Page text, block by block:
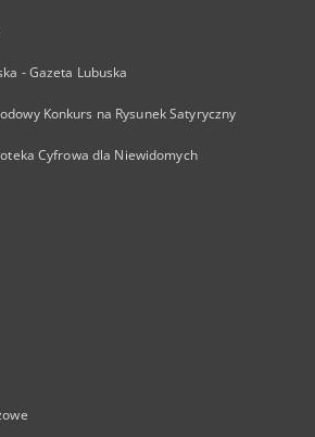
- Gazeta Lubuska
Konkurs na Rysunek Satyryczny
Cyfrowa dla Niewidomych